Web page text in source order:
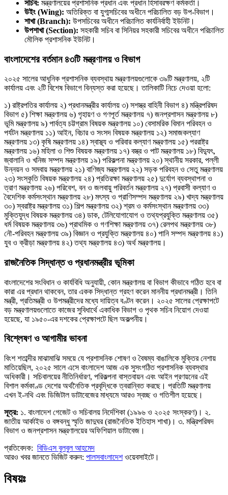
সচিব: মন্ত্রণালয়ের প্রশাসনিক প্রধান এবং প্রধান হিসাবরক্ষণ কর্মকর্তা।
উইং (Wing): অতিরিক্ত বা যুগ্মসচিবের অধীনে পরিচালিত বড় উপ-বিভাগ।
শাখা (Branch): উপসচিবের অধীনে পরিচালিত কার্যনির্বাহী ইউনিট।
উপশাখা (Section): সহকারী সচিব বা সিনিয়র সহকারী সচিবের অধীনে পরিচালিত
মৌলিক প্রশাসনিক ইউনিট।
বাংলাদেশের বর্তমান ৪৩টি মন্ত্রণালয় ও বিভাগ
২০২৫ সালের আধুনিক প্রশাসনিক ব্যবস্থায় মন্ত্রণালয়গুলোকে ৩৯টি মন্ত্রণালয়, ২টি
কার্যালয় এবং ২টি বিশেষ বিভাগে বিন্যস্ত করা হয়েছে। তালিকাটি নিচে দেওয়া হলো:
১) রাষ্ট্রপতির কার্যালয় ২) প্রধানমন্ত্রীর কার্যালয় ৩) সশস্ত্র বাহিনী বিভাগ ৪) মন্ত্রিপরিষদ
বিভাগ ৫) শিক্ষা মন্ত্রণালয় ৬) গৃহায়ণ ও গণপূর্ত মন্ত্রণালয় ৭) জনপ্রশাসন মন্ত্রণালয় ৮)
ভূমি মন্ত্রণালয় ৯) পার্বত্য চট্টগ্রাম বিষয়ক মন্ত্রণালয় ১০) বেসামরিক বিমান পরিবহন ও
পর্যটন মন্ত্রণালয় ১১) আইন, বিচার ও সংসদ বিষয়ক মন্ত্রণালয় ১২) সমাজকল্যাণ
মন্ত্রণালয় ১৩) কৃষি মন্ত্রণালয় ১৪) স্বাস্থ্য ও পরিবার কল্যাণ মন্ত্রণালয় ১৫) পররাষ্ট্র
মন্ত্রণালয় ১৬) মহিলা ও শিশু বিষয়ক মন্ত্রণালয় ১৭) বস্ত্র ও পাট মন্ত্রণালয় ১৮) বিদ্যুৎ,
জ্বালানি ও খনিজ সম্পদ মন্ত্রণালয় ১৯) পরিকল্পনা মন্ত্রণালয় ২০) স্থানীয় সরকার, পল্লী
উন্নয়ন ও সমবায় মন্ত্রণালয় ২১) বাণিজ্য মন্ত্রণালয় ২২) সড়ক পরিবহন ও সেতু মন্ত্রণালয়
২৩) সংস্কৃতি বিষয়ক মন্ত্রণালয় ২৪) প্রতিরক্ষা মন্ত্রণালয় ২৫) দুর্যোগ ব্যবস্থাপনা ও
ত্রাণ মন্ত্রণালয় ২৬) পরিবেশ, বন ও জলবায়ু পরিবর্তন মন্ত্রণালয় ২৭) প্রবাসী কল্যাণ ও
বৈদেশিক কর্মসংস্থান মন্ত্রণালয় ২৮) মৎস্য ও প্রাণিসম্পদ মন্ত্রণালয় ২৯) খাদ্য মন্ত্রণালয়
৩০) স্বরাষ্ট্র মন্ত্রণালয় ৩১) শিল্প মন্ত্রণালয় ৩২) শ্রম ও কর্মসংস্থান মন্ত্রণালয় ৩৩)
মুক্তিযুদ্ধ বিষয়ক মন্ত্রণালয় ৩৪) ডাক, টেলিযোগাযোগ ও তথ্যপ্রযুক্তি মন্ত্রণালয় ৩৫)
ধর্ম বিষয়ক মন্ত্রণালয় ৩৬) প্রাথমিক ও গণশিক্ষা মন্ত্রণালয় ৩৭) রেলপথ মন্ত্রণালয় ৩৮)
নৌ-পরিবহন মন্ত্রণালয় ৩৯) বিজ্ঞান ও প্রযুক্তি মন্ত্রণালয় ৪০) পানি সম্পদ মন্ত্রণালয় ৪১)
যুব ও ক্রীড়া মন্ত্রণালয় ৪২) তথ্য মন্ত্রণালয় ৪৩) অর্থ মন্ত্রণালয়।
রাজনৈতিক সিদ্ধান্ত ও প্রধানমন্ত্রীর ভূমিকা
বাংলাদেশের সংবিধান ও কার্যবিধি অনুযায়ী, কোন মন্ত্রণালয় বা বিভাগ কীভাবে গঠিত হবে বা
কারা এর প্রধান থাকবেন, তার একক সিদ্ধান্ত গ্রহণ করেন মাননীয় প্রধানমন্ত্রী। তিনি
মন্ত্রী, প্রতিমন্ত্রী ও উপমন্ত্রীদের মধ্যে দায়িত্ব বণ্টন করেন। ২০২৫ সালের প্রেক্ষাপটে
বড় মন্ত্রণালয়গুলোতে কাজের সুবিধার্থে একাধিক বিভাগ ও পৃথক সচিব নিয়োগ দেওয়া
হয়েছে, যা ১৯৫০-এর দশকের প্রেক্ষাপটে ছিল অকল্পনীয়।
বিশ্লেষণ ও আগামীর ভাবনা
বিংশ শতাব্দীর মাঝামাঝি সময়ে যে প্রশাসনিক শোষণ ও বৈষম্য বাঙালিকে মুক্তির নেশায়
মাতিয়েছিল, ২০২৫ সালে এসে বাংলাদেশ আজ এক সুসংগঠিত প্রশাসনিক ব্যবস্থার
অধিকারী। সচিবালয়ের নীতিনির্ধারণ, পরিকল্পনা বাস্তবায়ন এবং আইন প্রণয়নের এই
বিশাল কর্মকাণ্ড দেশের অর্থনৈতিক প্রবৃদ্ধিকে ত্বরান্বিত করছে। প্রতিটি মন্ত্রণালয়
এখন ই-নথি এবং ডিজিটাল ডাটাবেজের মাধ্যমে আরও স্বচ্ছ ও গতিশীল হয়েছে।
সূত্র: ১. বাংলাদেশ গেজেট ও সচিবালয় নির্দেশিকা (১৯৯৬ ও ২০২৫ সংস্করণ)। ২.
জাতীয় আর্কাইভ ও বঙ্গবন্ধু স্মৃতি জাদুঘর (রাজনৈতিক ইতিহাস শাখা)। ৩. মন্ত্রিপরিষদ
বিভাগ ও জনপ্রশাসন মন্ত্রণালয়ের অফিশিয়াল ডাটাবেজ।
প্রতিবেদক: বিডিএস বুলবুল আহমেদ
আরও খবর জানতে ভিজিট করুন: পালসবাংলাদেশওয়েবসাইটে।
বিষয়ঃ